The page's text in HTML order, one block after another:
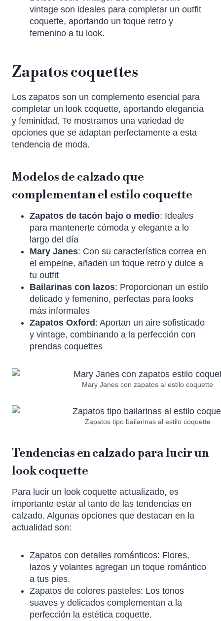
vintage son ideales para completar un outfit
coquette, aportando un toque retro y
femenino a tu look.
Zapatos coquettes
Los zapatos son un complemento esencial para
completar un look coquette, aportando elegancia
y feminidad. Te mostramos una variedad de
opciones que se adaptan perfectamente a esta
tendencia de moda.
Modelos de calzado que
complementan el estilo coquette
Zapatos de tacón bajo o medio: Ideales
para mantenerte cómoda y elegante a lo
largo del día
Mary Janes: Con su característica correa en
el empeine, añaden un toque retro y dulce a
tu outfit
Bailarinas con lazos: Proporcionan un estilo
delicado y femenino, perfectas para looks
más informales
Zapatos Oxford : Aportan un aire sofisticado
y vintage, combinando a la perfección con
prendas coquettes
Mary Janes con zapatos al estilo coquette
Zapatos tipo bailarinas al estilo coquette
Tendencias en calzado para lucir un
look coquette
Para lucir un look coquette actualizado, es
importante estar al tanto de las tendencias en
calzado. Algunas opciones que destacan en la
actualidad son:
Zapatos con detalles románticos: Flores,
lazos y volantes agregan un toque romántico
a tus pies.
Zapatos de colores pasteles: Los tonos
suaves y delicados complementan a la
perfección la estética coquette.